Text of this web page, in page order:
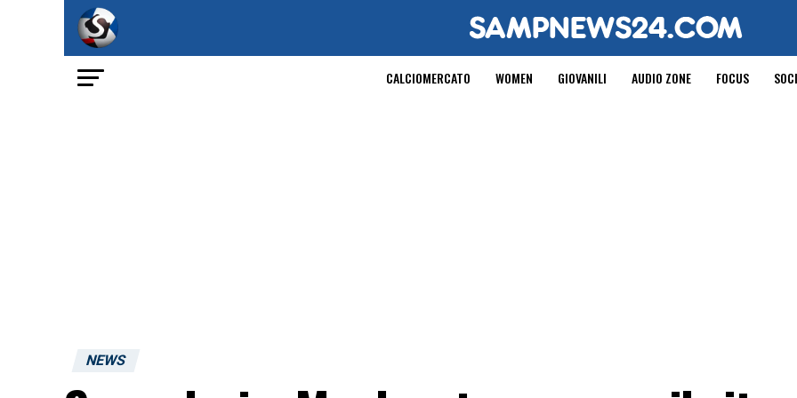
CALCIOMERCATO WOMEN GIOVANILI AUDIO ZONE FOCUS
NEWS